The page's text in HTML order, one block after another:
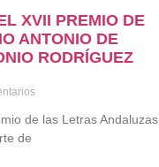
XVII PREMIO DE
ANTONIO DE
RODRÍGUEZ
de las Letras Andaluzas
de